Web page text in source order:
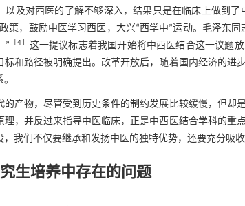
以及对西医的了解不够深入，结果只是在临床上做到
策，鼓励中医学习西医，大兴“西学中”运动。毛泽东
” ［4
这一提议标志着我国开始将中西医结合这一议题
标和路径被明确提出。改革开放后，随着国内经济的
的产物，尽管受到历史条件的制约发展比较缓慢，但
理，并反过来指导中医临床，正是中西医结合学科的
我们不仅要继承和发扬中医的独特优势，还要充分吸
生培养中存在的问题